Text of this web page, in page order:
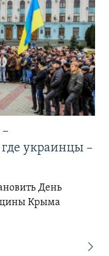
украинцы –
День
Крыма